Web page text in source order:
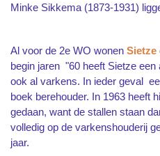
Minke Sikkema (1873-1931)
Al voor de 2e WO wonen Sietze
begin jaren "60 heeft Sietze
ook al varkens. In ieder geval
boek berehouder. In 1963 heeft
gedaan, want de stallen staan
volledig op de varkenshouderij
jaar.